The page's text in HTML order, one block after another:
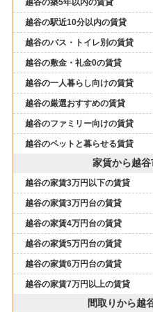
越谷の築5年以内の賃貸
越谷の駅近10分以内の賃貸
越谷のバス・トイレ別の賃貸
越谷の敷金・礼金0の賃貸
越谷の一人暮らし向けの賃貸
越谷の厳選おすすめの賃貸
越谷のファミリー向けの賃貸
越谷のペットと暮らせる賃貸
家賃から越
越谷の家賃3万円以下の賃貸
越谷の家賃3万円台の賃貸
越谷の家賃4万円台の賃貸
越谷の家賃5万円台の賃貸
越谷の家賃6万円台の賃貸
越谷の家賃7万円以上の賃貸
間取りから越